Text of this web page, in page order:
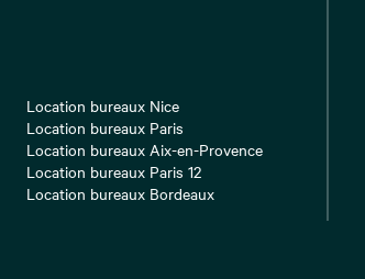
Location bureaux Nice
Location bureaux Paris
Location bureaux Aix-en-Provence
Location bureaux Paris 12
Location bureaux Bordeaux